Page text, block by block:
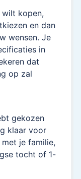
wilt kopen,
en dan
wensen. Je
in
dat
op zal
gekozen
klaar voor
je familie,
tocht of 1-